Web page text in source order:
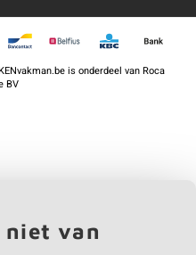
is onderdeel vanRoca
BV
niet van